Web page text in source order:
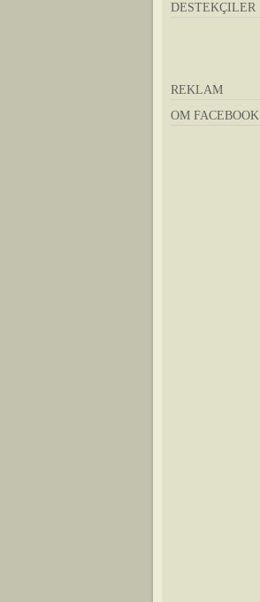
DESTEKÇILER
REKLAM
OM FACEBOOK